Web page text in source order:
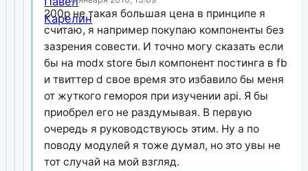
200р не такая большая цена в принципе я
считаю, я например покупаю компоненты без
зазрения совести. И точно могу сказать если
бы на modx store был компонент постинга в fb
и твиттер d свое время это избавило бы меня
от жуткого гемороя при изучении api. Я бы
приобрел его не раздумывая. В первую
очередь я руководствуюсь этим. Ну а по
поводу модулей я тоже думал, но это увы не
тот случай на мой взгляд.